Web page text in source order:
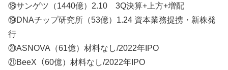
⑱サンゲツ（1440億）2.10 3Q決算+上方+増配
⑲DNAチップ研究所（53億）1.24 資本業務提携・新株発
行
⑳ASNOVA（61億）材料なし/2022年IPO
㉑BeeX（60億）材料なし/2022年IPO